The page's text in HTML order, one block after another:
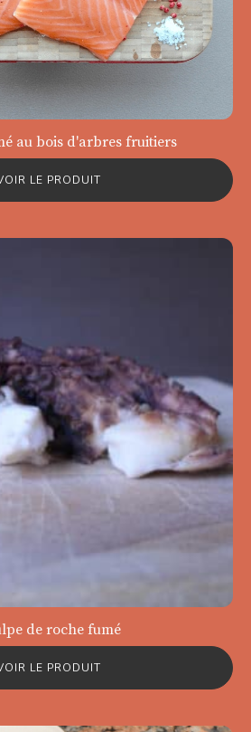
au bois d'arbres fruitiers
LE PRODUIT
de roche fumé
LE PRODUIT